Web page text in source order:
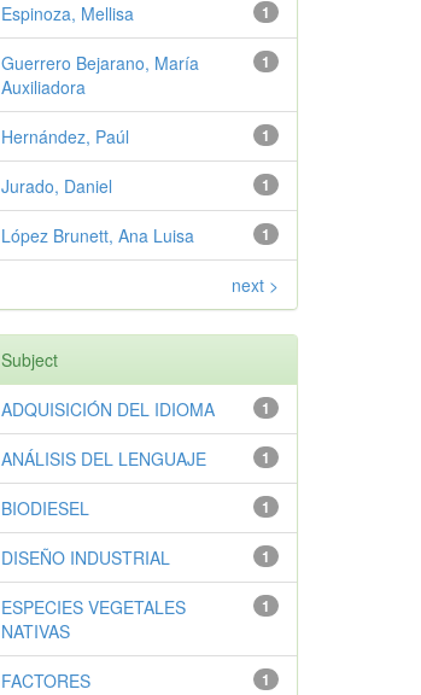
1
Espinoza, Mellisa
1
Guerrero Bejarano, María
Auxiliadora
1
Hernández, Paúl
1
Jurado, Daniel
1
López Brunett, Ana Luisa
next >
Subject
1
ADQUISICIÓN DEL IDIOMA
1
ANÁLISIS DEL LENGUAJE
1
BIODIESEL
1
DISEÑO INDUSTRIAL
1
ESPECIES VEGETALES
NATIVAS
1
FACTORES